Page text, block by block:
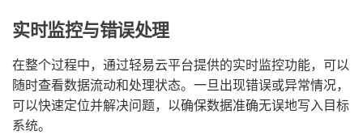
实时监控与错误处理
在整个过程中，通过轻易云平台提供的实时监控功能，可以
随时查看数据流动和处理状态。一旦出现错误或异常情况，
可以快速定位并解决问题，以确保数据准确无误地写入目标
系统。